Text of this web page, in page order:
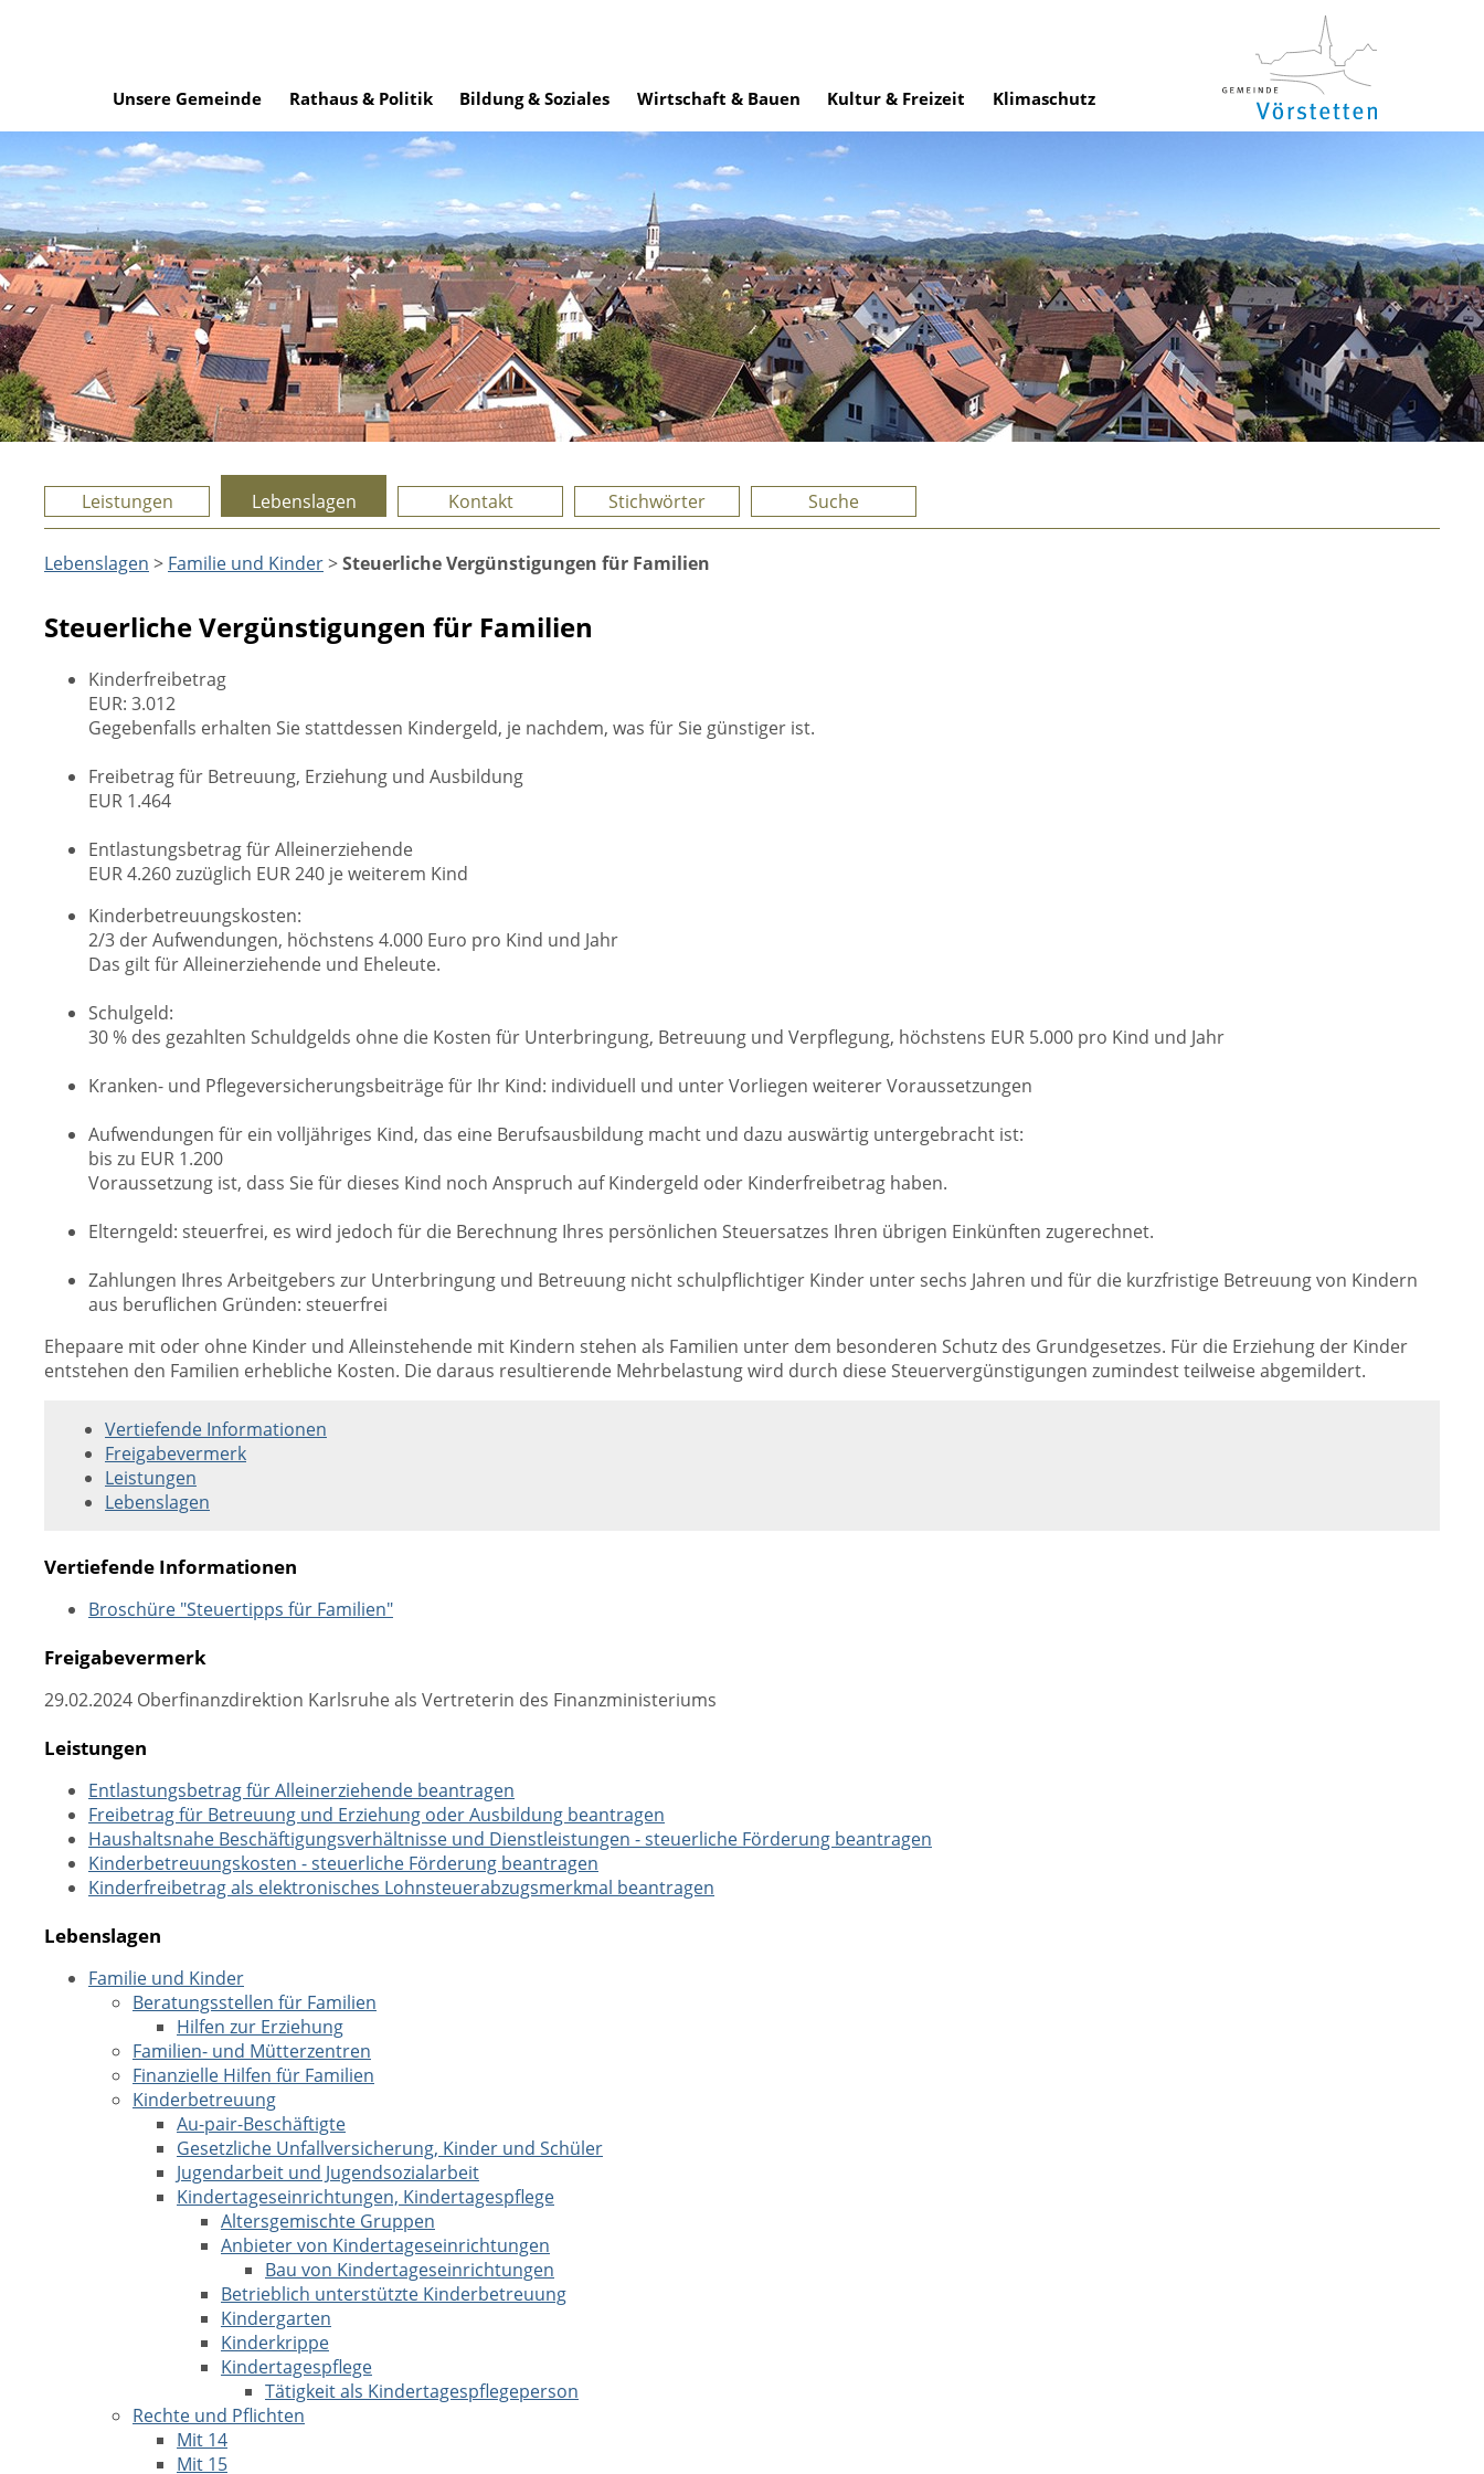
Unsere Gemeinde Rathaus & Politik Bildung & Soziales Wirtschaft & Bauen Kultur & Freizeit Klimaschutz
Leistungen Lebenslagen Kontakt Stichwörter Suche
Lebenslagen > Familie und Kinder>Steuerliche Vergünstigungen für Familien
Steuerliche Vergünstigungen für Familien
Kinderfreibetrag
EUR: 3.012
Gegebenfalls erhalten Sie stattdessen Kindergeld, je nachdem, was für Sie günstiger ist.
Freibetrag für Betreuung, Erziehung und Ausbildung
EUR 1.464
Entlastungsbetrag für Alleinerziehende
EUR 4.260 zuzüglich EUR 240 je weiterem Kind
Kinderbetreuungskosten:
2/3 der Aufwendungen, höchstens 4.000 Euro pro Kind und Jahr
Das gilt für Alleinerziehende und Eheleute.
Schulgeld:
30 % des gezahlten Schuldgelds ohne die Kosten für Unterbringung, Betreuung und Verpflegung, höchstens EUR 5.000 pro Kind und Jahr
Kranken- und Pflegeversicherungsbeiträge für Ihr Kind: individuell und unter Vorliegen weiterer Voraussetzungen
Aufwendungen für ein volljähriges Kind, das eine Berufsausbildung macht und dazu auswärtig untergebracht ist:
bis zu EUR 1.200
Voraussetzung ist, dass Sie für dieses Kind noch Anspruch auf Kindergeld oder Kinderfreibetrag haben.
Elterngeld: steuerfrei, es wird jedoch für die Berechnung Ihres persönlichen Steuersatzes Ihren übrigen Einkünften zugerechnet.
Zahlungen Ihres Arbeitgebers zur Unterbringung und Betreuung nicht schulpflichtiger Kinder unter sechs Jahren und für die kurzfristige Betreuung von Kindern
aus beruflichen Gründen: steuerfrei
Ehepaare mit oder ohne Kinder und Alleinstehende mit Kindern stehen als Familien unter dem besonderen Schutz des Grundgesetzes. Für die Erziehung der Kinder
entstehen den Familien erhebliche Kosten. Die daraus resultierende Mehrbelastung wird durch diese Steuervergünstigungen zumindest teilweise abgemildert.
Vertiefende Informationen
Freigabevermerk
Leistungen
Lebenslagen
Vertiefende Informationen
Broschüre "Steuertipps für Familien"
Freigabevermerk
29.02.2024 Oberfinanzdirektion Karlsruhe als Vertreterin des Finanzministeriums
Leistungen
Entlastungsbetrag für Alleinerziehende beantragen
Freibetrag für Betreuung und Erziehung oder Ausbildung beantragen
Haushaltsnahe Beschäftigungsverhältnisse und Dienstleistungen - steuerliche Förderung beantragen
Kinderbetreuungskosten - steuerliche Förderung beantragen
Kinderfreibetrag als elektronisches Lohnsteuerabzugsmerkmal beantragen
Lebenslagen
Familie und Kinder
Beratungsstellen für Familien
Hilfen zur Erziehung
Familien- und Mütterzentren
Finanzielle Hilfen für Familien
Kinderbetreuung
Au-pair-Beschäftigte
Gesetzliche Unfallversicherung, Kinder und Schüler
Jugendarbeit und Jugendsozialarbeit
Kindertageseinrichtungen, Kindertagespflege
Altersgemischte Gruppen
Anbieter von Kindertageseinrichtungen
Bau von Kindertageseinrichtungen
Betrieblich unterstützte Kinderbetreuung
Kindergarten
Kinderkrippe
Kindertagespflege
Tätigkeit als Kindertagespflegeperson
Rechte und Pflichten
Mit 14
Mit 15